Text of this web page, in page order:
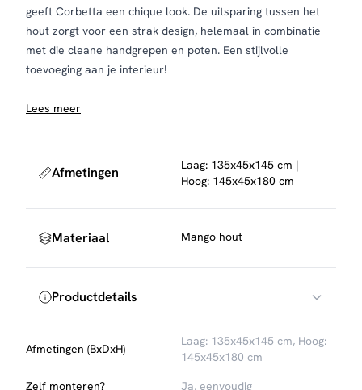
geeft Corbetta een chique look. De uitsparing tussen het
hout zorgt voor een strak design, helemaal in combinatie
met die cleane handgrepen en poten. Een stijlvolle
toevoeging aan je interieur!
Lees meer
Afmetingen
Laag: 135x45x145 cm |
Hoog: 145x45x180 cm
Materiaal Mango hout
Productdetails
Afmetingen (BxDxH)
Laag: 135x45x145 cm, Hoog:
145x45x180 cm
Zelf monteren?
Ja, eenvoudig